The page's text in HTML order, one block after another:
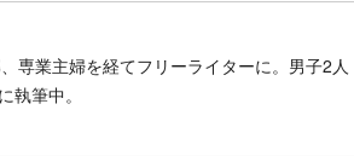
専業主婦を経てフリーライターに。男子2人
筆中。